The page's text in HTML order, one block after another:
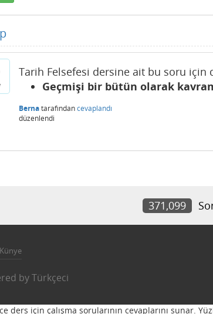
Tarih Felsefesi dersine ait bu soru için
Geçmişi bir bütün olarak
Bernatarafındancevaplandı
düzenlendi
371,099
Künye
byTürkçeci
ders için çalışma sorularının cevaplarını sunar.